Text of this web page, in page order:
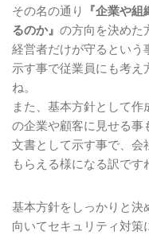
その名の通り 『企業や
るのか』 の方向を決めた
経営者だけが守るとい
示す事で従業員にも考
ね。
また、基本方針として
の企業や顧客に見せる事
文書として示す事で、会
もらえる様になる訳です
基本方針をしっかりと
向いてセキュリティ対策